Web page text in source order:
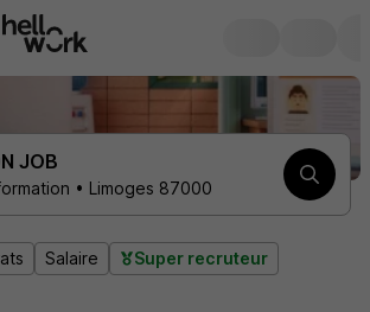
JOB
• Limoges 87000
Salaire Super recruteur